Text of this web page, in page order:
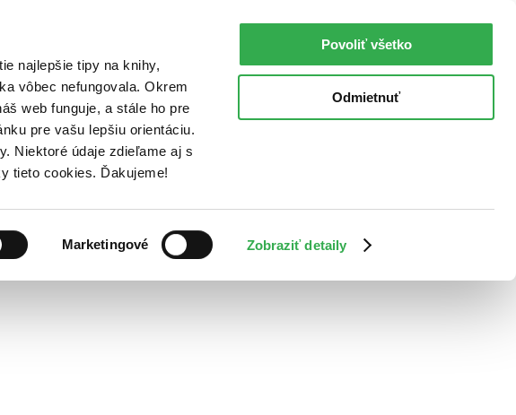
najlepšie tipy na knihy,
vôbec nefungovala. Okrem
web funguje, a stále ho pre
pre vašu lepšiu orientáciu.
Niektoré údaje zdieľame aj s
tieto cookies. Ďakujeme!
Marketingové Zobraziť detaily
Povoliť všetko
Odmietnuť